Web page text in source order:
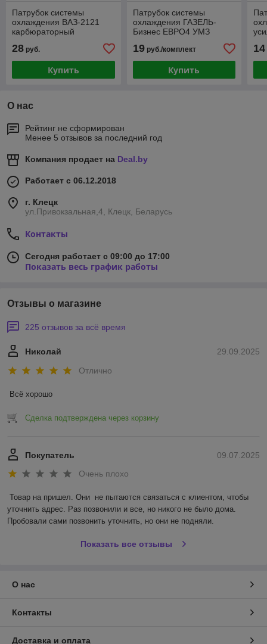
Патрубок системы
охлаждения ВАЗ-2121
карбюраторный
двигатель усиленные 4шт
28 руб.
Купить
Патрубок системы
охлаждения ГАЗЕЛЬ-
Бизнес ЕВРО4 УМЗ
дв.4216 усиленные 2шт
19руб./комплект
Купить
14
О нас
Рейтинг не сформирован
Менее 5 отзывов за последний год
Компания продает на Deal.by
Работает с 06.12.2018
г. Клецк
ул.Привокзальная,4, Клецк, Беларусь
Контакты
Сегодня работает с 09:00 до 17:00
Показать весь график работы
Отзывы о магазине
225 отзывов за всё время
29.09.2025
Николай
Отлично
Всё хорошо
Сделка подтверждена через корзину
09.07.2025
Покупатель
Очень плохо
Товар на пришел. Они  не пытаются связаться с клиентом, чтобы
уточнить адрес. Раз позвонили и все, но никого не было дома.
Пробовали сами позвонить уточнить, но они не подняли.
Показать все отзывы
О нас
Контакты
Доставка и оплата